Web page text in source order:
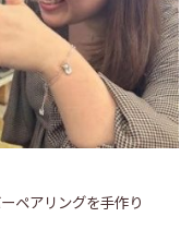
ペアリングを手作り